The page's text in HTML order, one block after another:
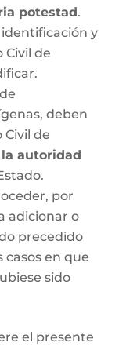
potestad.
y
Civil de
deben
de
autoridad
por
adicionar o
precedido
casos en que
sido
el presente